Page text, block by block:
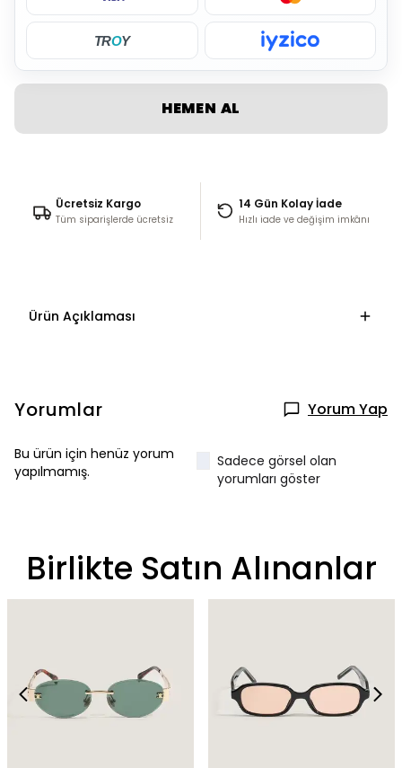
TROY
HEMEN AL
Ücretsiz Kargo
Tüm siparişlerde ücretsiz
14 Gün Kolay İade
Hızlı iade ve değişim imkânı
Ürün Açıklaması
Yorumlar Yorum Yap
Bu ürün için henüz yorum
yapılmamış.
Sadece görsel olan
yorumları göster
Birlikte Satın Alınanlar